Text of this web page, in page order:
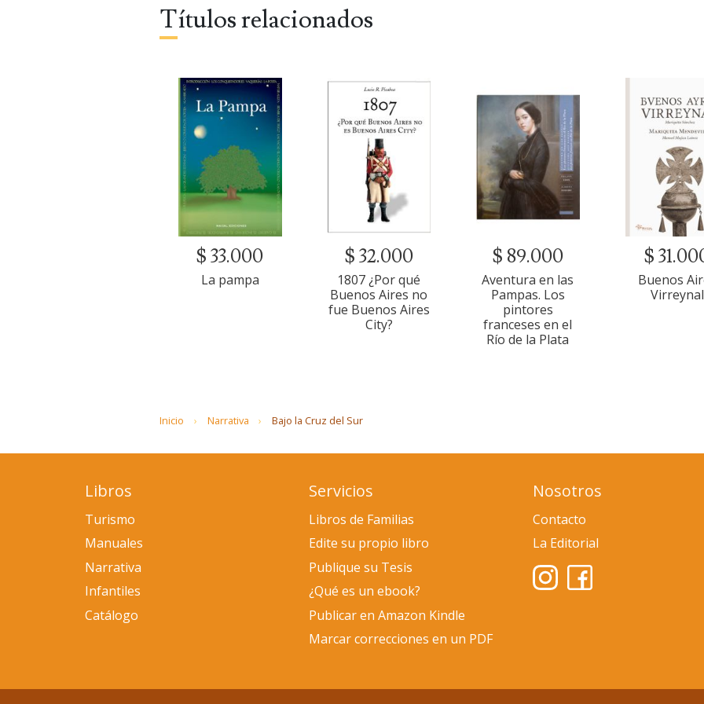
Títulos relacionados
$ 33.000
La pampa
$ 32.000
1807 ¿Por qué
Buenos Aires no
fue Buenos Aires
City?
$ 89.000
Aventura en las
Pampas. Los
pintores
franceses en el
Río de la Plata
$
Buenos
Virreynal
Inicio Narrativa Bajo la Cruz del Sur
Libros
Turismo
Manuales
Narrativa
Infantiles
Catálogo
Servicios
Libros de Familias
Edite su propio libro
Publique su Tesis
¿Qué es un ebook?
Publicar en Amazon Kindle
Marcar correcciones en un PDF
Nosotros
Contacto
La Editorial